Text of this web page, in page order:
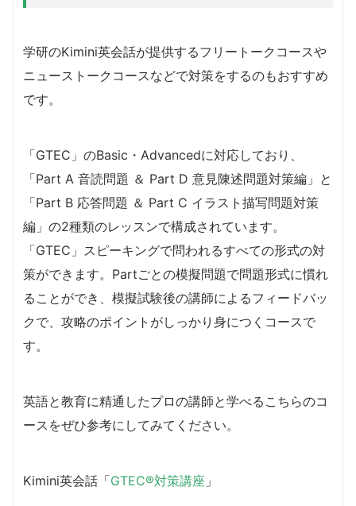
学研のKimini英会話が提供するフリートークコースや
ニューストークコースなどで対策をするのもおすすめ
です。
「GTEC」のBasic・Advancedに対応しており、
「Part A 音読問題 ＆ Part D 意見陳述問題対策編」と
「Part B 応答問題 ＆ Part C イラスト描写問題対策
編」の2種類のレッスンで構成されています。
「GTEC」スピーキングで問われるすべての形式の対
策ができます。Partごとの模擬問題で問題形式に慣れ
ることができ、模擬試験後の講師によるフィードバッ
クで、攻略のポイントがしっかり身につくコースで
す。
英語と教育に精通したプロの講師と学べるこちらのコ
ースをぜひ参考にしてみてください。
Kimini英会話「GTEC®対策講座 」